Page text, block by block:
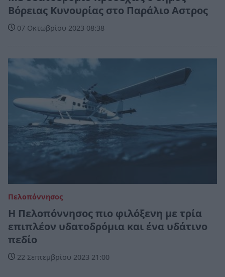
Βόρειας Κυνουρίας στο Παράλιο Αστρος
07 Οκτωβρίου 2023 08:38
Πελοπόννησος
Η Πελοπόννησος πιο φιλόξενη με τρία
επιπλέον υδατοδρόμια και ένα υδάτινο
πεδίο
22 Σεπτεμβρίου 2023 21:00